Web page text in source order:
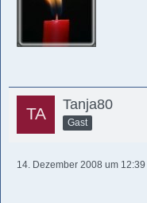
Tanja80
Gast
14. Dezember 2008 um 12:39